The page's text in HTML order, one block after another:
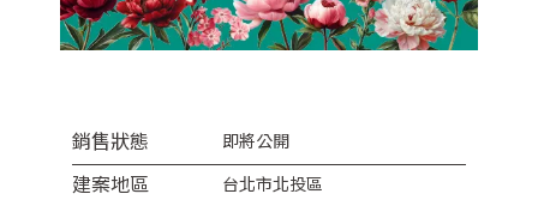
銷售狀態 即將公開
建案地區 台北市北投區